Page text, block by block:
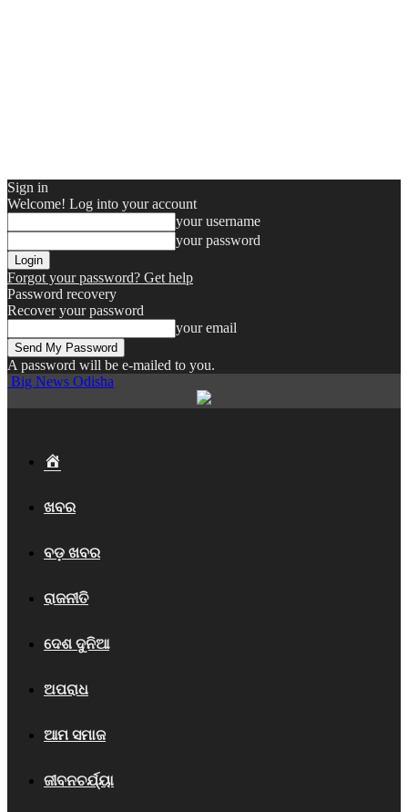
Sign in
Welcome! Log into your account
your username
your password
Forgot your password? Get help
Password recovery
Recover your password
your email
A password will be e-mailed to you.
Big News Odisha
ଖବର
ବଡ଼ ଖବର
ରାଜନୀତି
ଦେଶ ଦୁନିଆ
ଅପରାଧ
ଆମ ସମାଜ
ଜୀବନଚର୍ଯ୍ୟା